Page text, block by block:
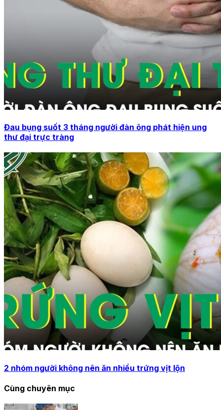
Đau bụng suốt 3 tháng người đàn ông phát hiện ung
thư đại trực tràng
2 nhóm người không nên ăn nhiều trứng vịt lộn
Cùng chuyên mục